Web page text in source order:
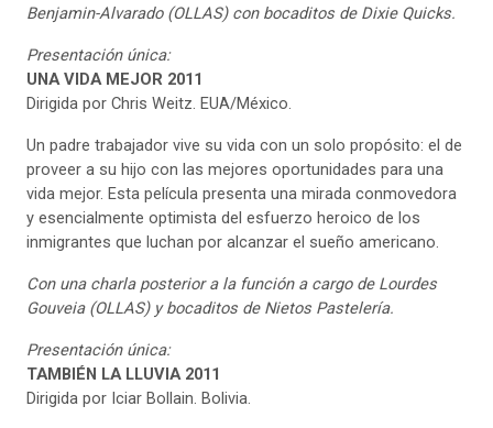
Benjamin-Alvarado (OLLAS) con bocaditos de Dixie Quicks.
Presentación única:
UNA VIDA MEJOR 2011
Dirigida por Chris Weitz. EUA/México.
Un padre trabajador vive su vida con un solo propósito: el de
proveer a su hijo con las mejores oportunidades para una
vida mejor. Esta película presenta una mirada conmovedora
y esencialmente optimista del esfuerzo heroico de los
inmigrantes que luchan por alcanzar el sueño americano.
Con una charla posterior a la función a cargo de Lourdes
Gouveia (OLLAS) y bocaditos de Nietos Pastelería.
Presentación única:
TAMBIÉN LA LLUVIA2011
Dirigida por Iciar Bollain. Bolivia.